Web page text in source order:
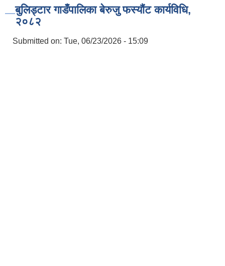
बुलिड्टार गाडँपालिका बेरुजु फस्यौंट कार्यविधि,
२०८२
Submitted on: Tue, 06/23/2026 - 15:09